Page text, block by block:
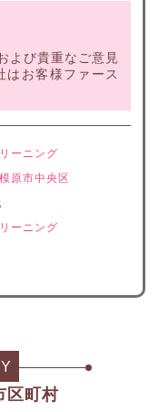
よび貴重なご意見
はお客様ファース
ーニング
原市中央区
ーニング
区町村